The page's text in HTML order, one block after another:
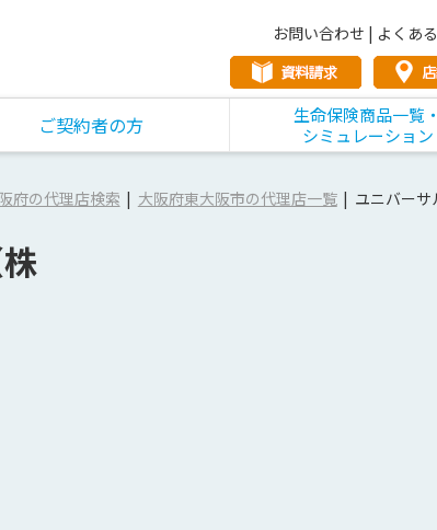
お問い合わせ | よくあ
ご契約者の方
生命保険商品一覧・
シミュレーション
府の代理店検索 大阪府東大阪市の代理店一覧 ユニバー